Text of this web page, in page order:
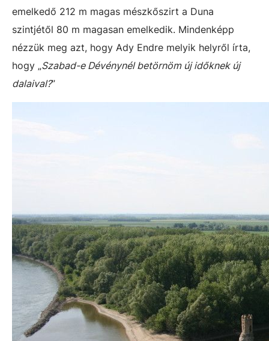
emelkedő 212 m magas mészkőszirt a Duna
szintjétől 80 m magasan emelkedik. Mindenképp
nézzük meg azt, hogy Ady Endre melyik helyről írta,
hogy „Szabad-e Dévénynél betörnöm új időknek új
dalaival?”